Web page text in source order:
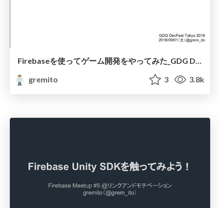
Firebaseを使ってゲーム開発をやってみた_GDG DevFest Tokyo 2018
gremito
3 3.8k